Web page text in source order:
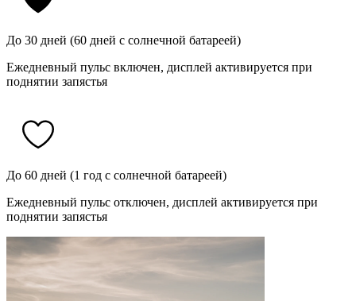
До 30 дней (60 дней с солнечной батареей)
Ежедневный пульс включен, дисплей активируется при
поднятии запястья
До 60 дней (1 год с солнечной батареей)
Ежедневный пульс отключен, дисплей активируется при
поднятии запястья